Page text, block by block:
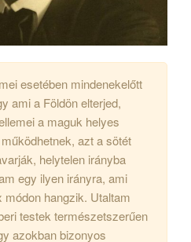
esetében mindenekelőtt
ami a Földön elterjed,
a maguk helyes
azt a sötét
helytelen irányba
egy ilyen irányra, ami
módon hangzik. Utaltam
testek természetszerűen
azokban bizonyos